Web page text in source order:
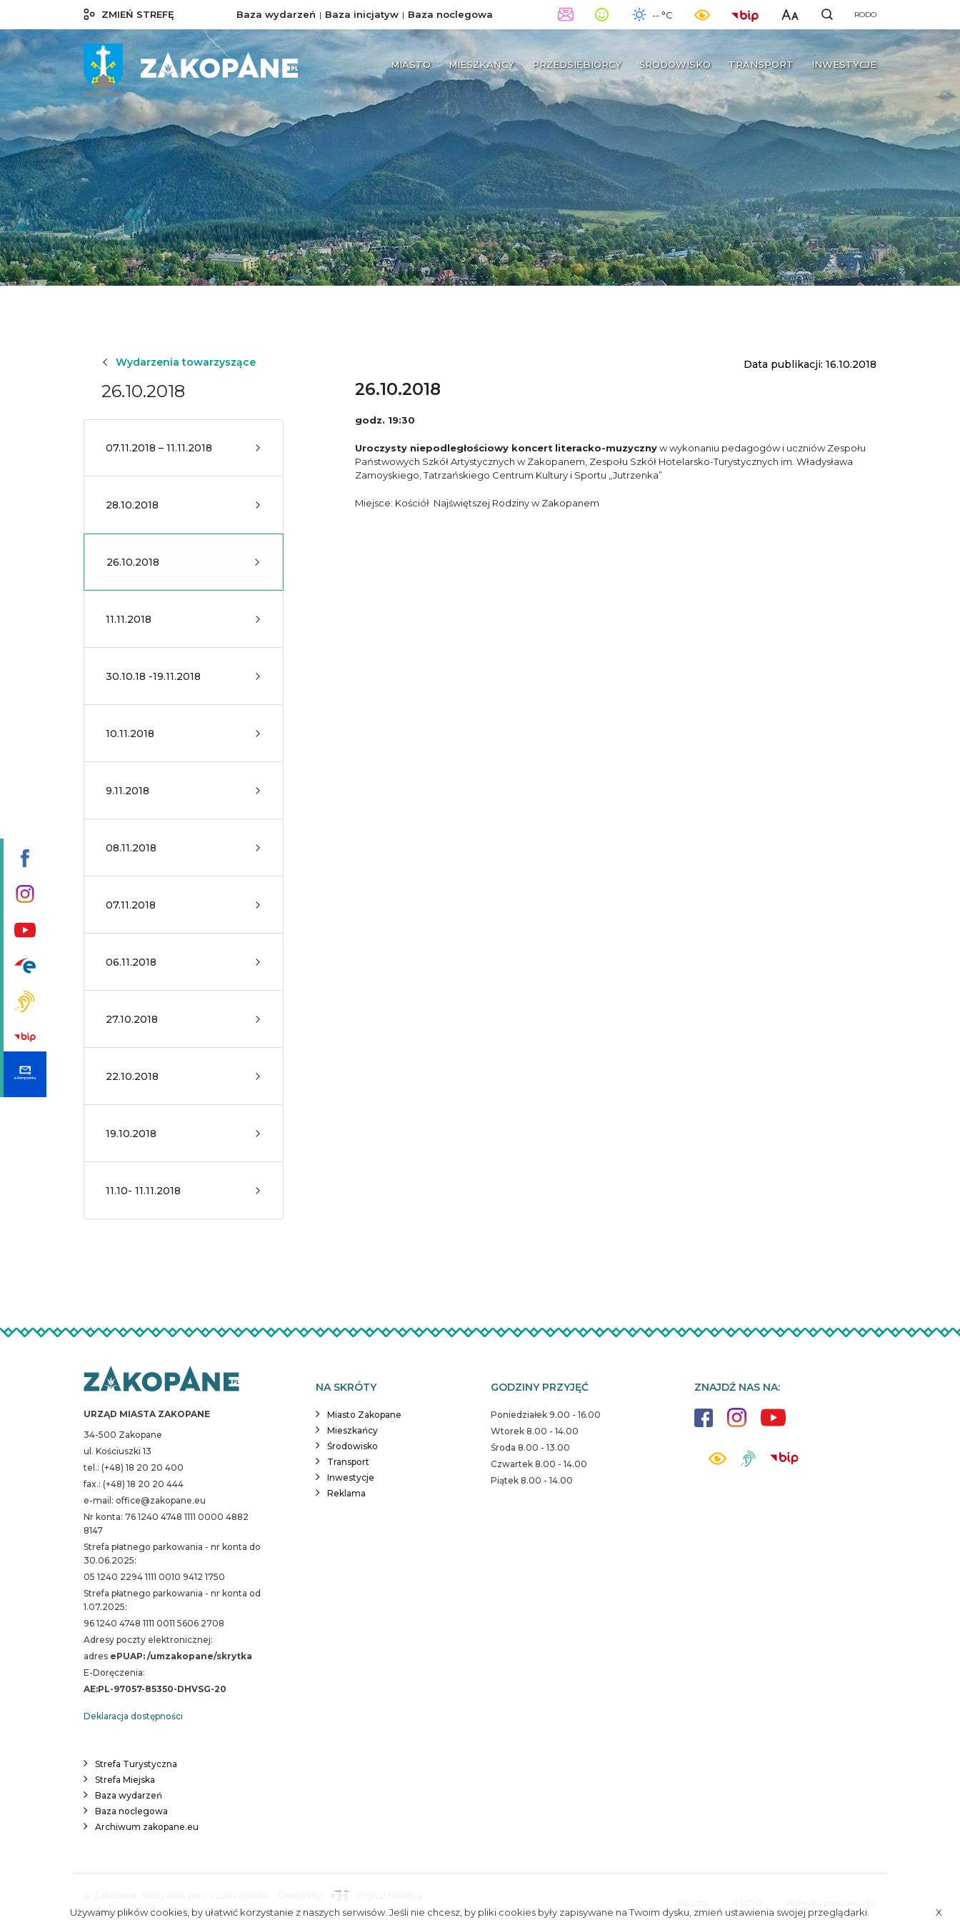
ZMIEŃ STREFĘ Baza wydarzeń Baza inicjatyw Baza noclegowa -- °C RODO
MIASTO MIESZKAŃCY PRZEDSIĘBIORCY ŚRODOWISKO TRANSPORT INWESTYCJE
Wydarzenia towarzyszące
26.10.2018
07.11.2018 – 11.11.2018
28.10.2018
26.10.2018
11.11.2018
30.10.18 -19.11.2018
10.11.2018
9.11.2018
08.11.2018
07.11.2018
06.11.2018
27.10.2018
22.10.2018
19.10.2018
11.10- 11.11.2018
Data publikacji: 16.10.2018
26.10.2018
godz. 19:30
Uroczysty niepodległościowy koncert literacko-muzycznyw wykonaniu pedagogów i uczniów Zespołu
Państwowych Szkół Artystycznych w Zakopanem, Zespołu Szkół Hotelarsko-Turystycznych im. Władysława
Zamoyskiego, Tatrzańskiego Centrum Kultury i Sportu „Jutrzenka”
Miejsce: Kościół Najświętszej Rodziny w Zakopanem
URZĄD MIASTA ZAKOPANE
34-500 Zakopane
ul. Kościuszki 13
tel.: (+48) 18 20 20 400
fax.: (+48) 18 20 20 444
e-mail: office@zakopane.eu
Nr konta: 76 1240 4748 1111 0000 4882
8147
Strefa płatnego parkowania - nr konta do
30.06.2025:
05 1240 2294 1111 0010 9412 1750
Strefa płatnego parkowania - nr konta od
1.07.2025:
96 1240 4748 1111 0011 5606 2708
Adresy poczty elektronicznej:
adres ePUAP: /umzakopane/skrytka
E-Doręczenia:
AE:PL-97057-85350-DHVSG-20
Deklaracja dostępności
Strefa Turystyczna
Strefa Miejska
Baza wydarzeń
Baza noclegowa
Archiwum zakopane.eu
NA SKRÓTY
Miasto Zakopane
Mieszkańcy
Środowisko
Transport
Inwestycje
Reklama
GODZINY PRZYJĘĆ
Poniedziałek 9.00 - 16.00
Wtorek 8.00 - 14.00
Środa 8.00 - 13.00
Czwartek 8.00 - 14.00
Piątek 8.00 - 14.00
ZNAJDŹ NAS NA:
Wykonanie:
ESC SA - Aplikacje i strony internetowe
Używamy plików cookies, by ułatwić korzystanie z naszych serwisów. Jeśli nie chcesz, by pliki cookies były zapisywane na Twoim dysku, zmień ustawienia swojej przeglądarki. X